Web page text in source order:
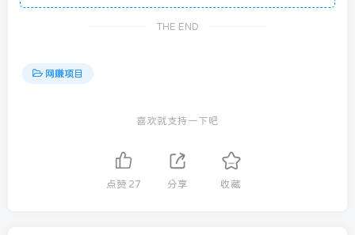
THE END
网赚项目
喜欢就支持一下吧
点赞 27 分享 收藏